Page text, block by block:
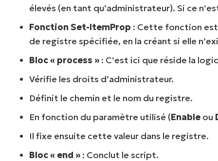
élevés (en tant qu’administrateur). Si ce
Fonction Set-ItemProp : Cette fonction est
de registre spécifiée, en la créant si elle
Bloc « process » : C’est ici que réside la
Vérifie les droits d’administrateur.
Définit le chemin et le nom du registre.
En fonction du paramètre utilisé (Enable ou
Il fixe ensuite cette valeur dans le registre.
Bloc « end » : Conclut le script.